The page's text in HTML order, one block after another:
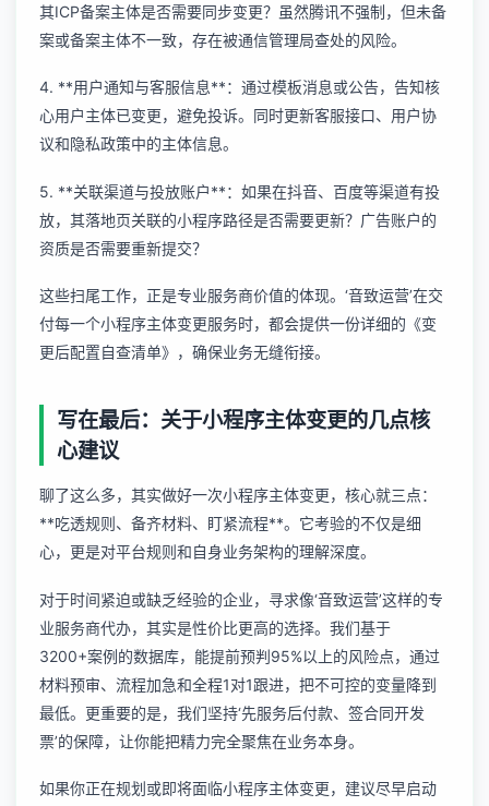
其ICP备案主体是否需要同步变更？虽然腾讯不强制，但未备
案或备案主体不一致，存在被通信管理局查处的风险。
4. **用户通知与客服信息**：通过模板消息或公告，告知核
心用户主体已变更，避免投诉。同时更新客服接口、用户协
议和隐私政策中的主体信息。
5. **关联渠道与投放账户**：如果在抖音、百度等渠道有投
放，其落地页关联的小程序路径是否需要更新？广告账户的
资质是否需要重新提交？
这些扫尾工作，正是专业服务商价值的体现。‘音致运营’在交
付每一个小程序主体变更服务时，都会提供一份详细的《变
更后配置自查清单》，确保业务无缝衔接。
写在最后：关于小程序主体变更的几点核
心建议
聊了这么多，其实做好一次小程序主体变更，核心就三点：
**吃透规则、备齐材料、盯紧流程**。它考验的不仅是细
心，更是对平台规则和自身业务架构的理解深度。
对于时间紧迫或缺乏经验的企业，寻求像‘音致运营’这样的专
业服务商代办，其实是性价比更高的选择。我们基于
3200+案例的数据库，能提前预判95%以上的风险点，通过
材料预审、流程加急和全程1对1跟进，把不可控的变量降到
最低。更重要的是，我们坚持‘先服务后付款、签合同开发
票’的保障，让你能把精力完全聚焦在业务本身。
如果你正在规划或即将面临小程序主体变更，建议尽早启动